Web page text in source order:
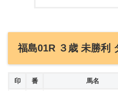
福島01R ３歳 未勝利
印 番 馬名